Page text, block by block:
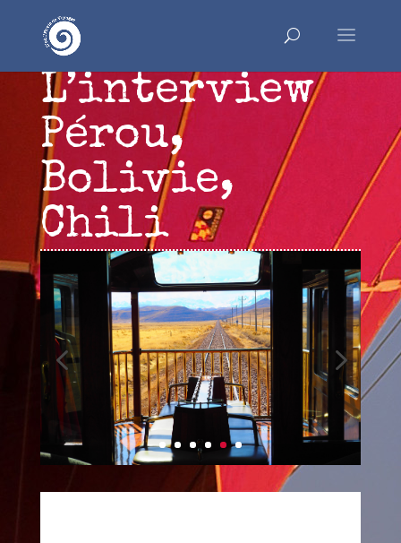
L’interview
Pérou,
Bolivie,
Chili